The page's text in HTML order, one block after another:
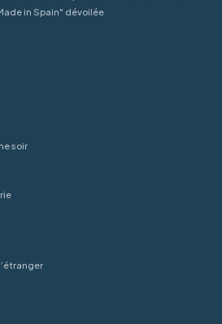
in Spain" dévoilée
soir